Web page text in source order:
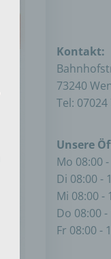
Kontakt:
73240
Tel: 07024
Unsere
Mo 08:00
Di 08:00 -
Mi 08:00 -
Do 08:00
Fr 08:00 -